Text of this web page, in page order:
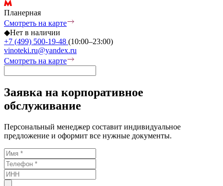
Планерная
Смотреть на карте
◆Нет в наличии
+7 (499) 500-19-48 (10:00–23:00)
vinoteki.ru@yandex.ru
Смотреть на карте
Заявка на корпоративное
обслуживание
Персональный менеджер составит индивидуальное
предложение и оформит все нужные документы.